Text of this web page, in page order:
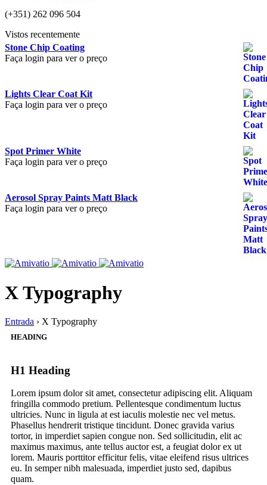
(+351) 262 096 504
Vistos recentemente
Stone Chip Coating
Faça login para ver o preço
Lights Clear Coat Kit
Faça login para ver o preço
Spot Primer White
Faça login para ver o preço
Aerosol Spray Paints Matt Black
Faça login para ver o preço
X Typography
Entrada › X Typography
HEADING
H1 Heading
Lorem ipsum dolor sit amet, consectetur adipiscing elit. Aliquam
fringilla commodo pretium. Pellentesque condimentum luctus
ultricies. Nunc in ligula at est iaculis molestie nec vel metus.
Phasellus hendrerit tristique tincidunt. Donec gravida varius
tortor, in imperdiet sapien congue non. Sed sollicitudin, elit ac
maximus maximus, ante tellus auctor est, a feugiat dolor ex ut
lorem. Mauris porttitor efficitur felis, vitae eleifend risus ultrices
eu. In semper nibh malesuada, imperdiet justo sed, dapibus
quam.